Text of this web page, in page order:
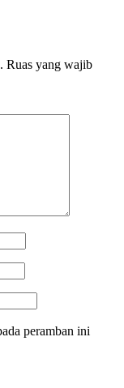
Ruas yang wajib
peramban ini